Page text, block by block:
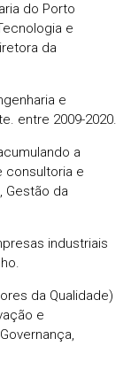
do Porto
e
da
e
entre 2009-2020.
a
consultoria e
Gestão da
industriais
da Qualidade)
e